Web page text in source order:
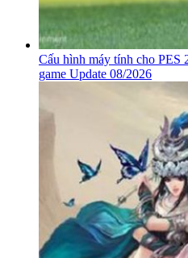
Cấu hình máy tính cho PES
game Update 08/2026